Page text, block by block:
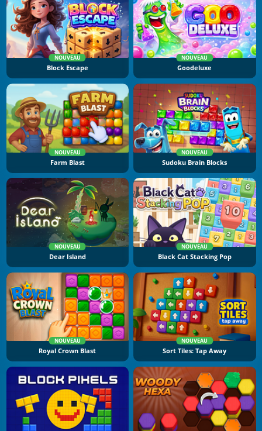
NOUVEAU
Block Escape
NOUVEAU
Goodeluxe
NOUVEAU
Farm Blast
NOUVEAU
Sudoku Brain Blocks
NOUVEAU
Dear Island
NOUVEAU
Black Cat Stacking Pop
NOUVEAU
Royal Crown Blast
NOUVEAU
Sort Tiles: Tap Away